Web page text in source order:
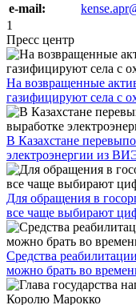
e-mail:
1
Пресс центр
На возвращенные
газифицируют села с
В Казахстане
электроэнергии из
Для обращения в
все чаще выбирают
Средства
можно брать во